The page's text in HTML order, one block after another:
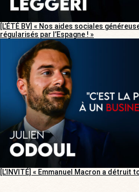
[L’ÉTÉ BV] « Nos aides sociales
régularisés par l’Espagne ! »
[L’INVITÉ] « Emmanuel Macron a détruit